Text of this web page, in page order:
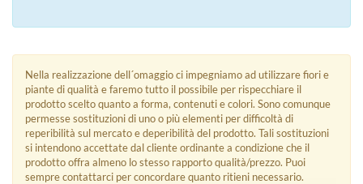
Nella realizzazione dell´omaggio ci impegniamo ad utilizzare fiori e
piante di qualità e faremo tutto il possibile per rispecchiare il
prodotto scelto quanto a forma, contenuti e colori. Sono comunque
permesse sostituzioni di uno o più elementi per difficoltà di
reperibilità sul mercato e deperibilità del prodotto. Tali sostituzioni
si intendono accettate dal cliente ordinante a condizione che il
prodotto offra almeno lo stesso rapporto qualità/prezzo. Puoi
sempre contattarci per concordare quanto ritieni necessario.